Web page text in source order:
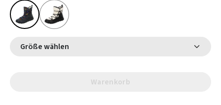
Größe wählen
Warenkorb